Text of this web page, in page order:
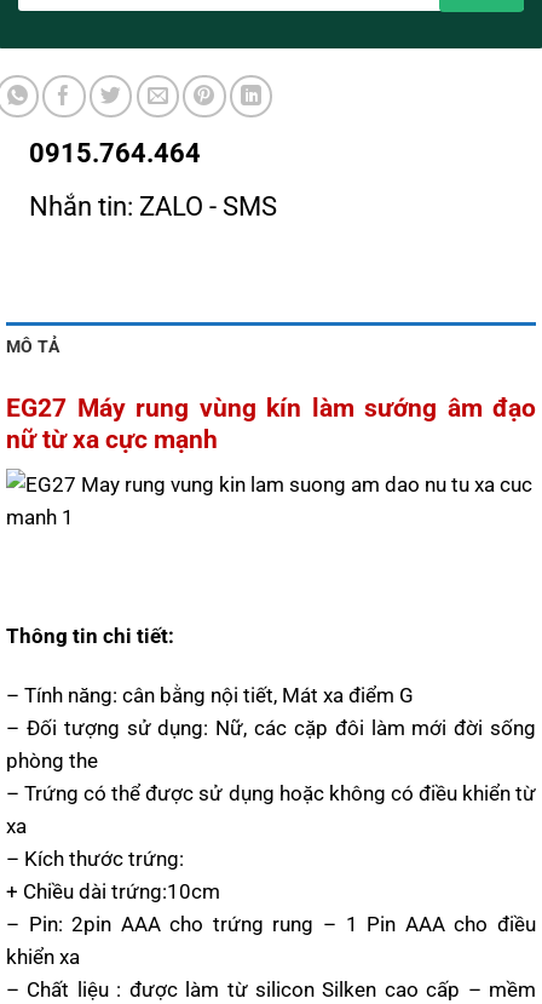
0915.764.464
Nhắn tin: ZALO - SMS
MÔ TẢ
EG27 Máy rung vùng kín làm sướng âm đạo
nữ từ xa cực mạnh
Thông tin chi tiết:
– Tính năng: cân bằng nội tiết, Mát xa điểm G
– Đối tượng sử dụng: Nữ, các cặp đôi làm mới đời sống
phòng the
– Trứng có thể được sử dụng hoặc không có điều khiển từ
xa
– Kích thước trứng:
+ Chiều dài trứng:10cm
– Pin: 2pin AAA cho trứng rung – 1 Pin AAA cho điều
khiển xa
– Chất liệu : được làm từ silicon Silken cao cấp – mềm